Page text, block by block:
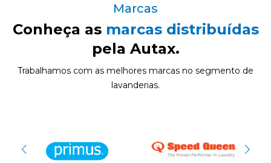
Marcas
Conheça as marcas distribuídas
pela Autax.
Trabalhamos com as melhores marcas no segmento de
lavanderias.